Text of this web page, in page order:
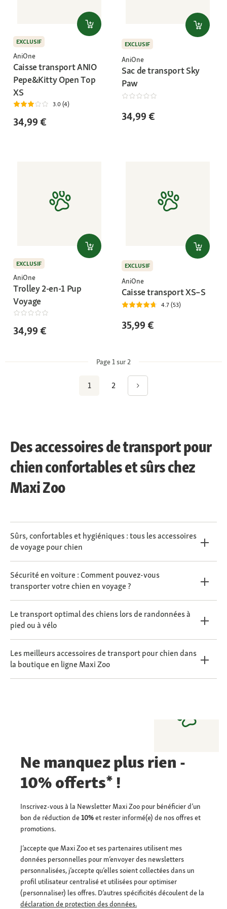
EXCLUSIF
AniOne
Caisse transport ANIO
Pepe&Kitty Open Top
XS
3.0 (4)
34,99 €
EXCLUSIF
AniOne
Sac de transport Sky
Paw
34,99 €
EXCLUSIF
AniOne
Trolley 2-en-1 Pup
Voyage
34,99 €
EXCLUSIF
AniOne
Caisse transport XS–S
4.7 (53)
35,99 €
Page 1 sur 2
1 2
Des accessoires de transport pour
chien confortables et sûrs chez
Maxi Zoo
Sûrs, confortables et hygiéniques : tous les accessoires
de voyage pour chien
Sécurité en voiture : Comment pouvez-vous
transporter votre chien en voyage ?
Le transport optimal des chiens lors de randonnées à
pied ou à vélo
Les meilleurs accessoires de transport pour chien dans
la boutique en ligne Maxi Zoo
Ne manquez plus rien -
10% offerts* !
Inscrivez-vous à la Newsletter Maxi Zoo pour bénéficier d’un
bon de réduction de10%et rester informé(e) de nos offres et
promotions.
J’accepte que Maxi Zoo et ses partenaires utilisent mes
données personnelles pour m’envoyer des newsletters
personnalisées, j’accepte qu’elles soient collectées dans un
profil utilisateur centralisé et utilisées pour optimiser
(personnaliser) les offres. D’autres spécificités découlent de la
déclaration de protection des données.